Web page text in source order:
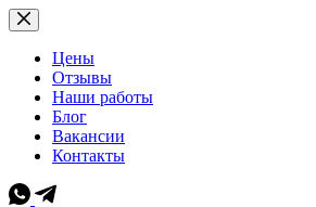
Перейти
к
сути
Цены
Отзывы
Наши работы
Блог
Вакансии
Контакты